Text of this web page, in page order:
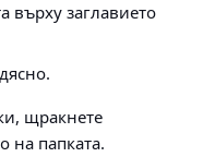
върху заглавието
щракнете
на папката.